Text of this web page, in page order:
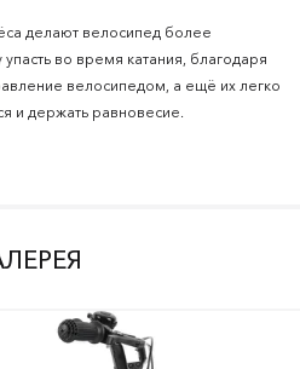
делают велосипед более
во время катания, благодаря
велосипедом, а ещё их легко
и держать равновесие.